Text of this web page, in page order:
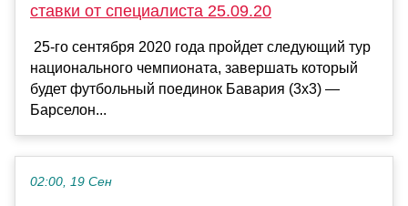
ставки от специалиста 25.09.20
25-го сентября 2020 года пройдет следующий тур
национального чемпионата, завершать который
будет футбольный поединок Бавария (3х3) —
Барселон...
02:00, 19 Сен